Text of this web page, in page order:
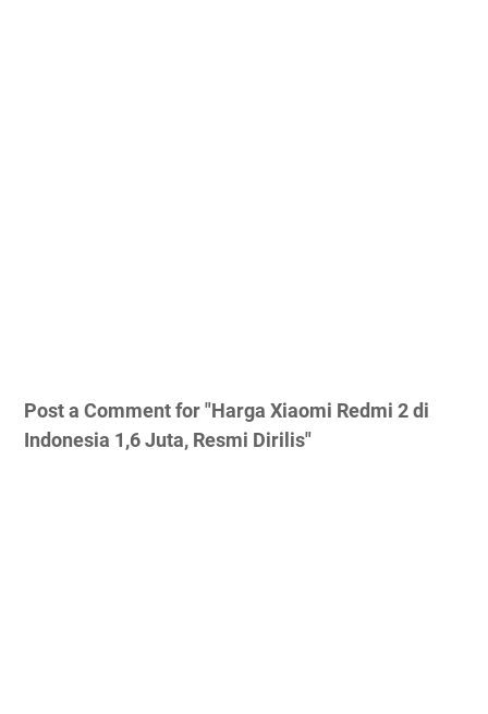
Post a Comment for "Harga Xiaomi Redmi 2 di
Indonesia 1,6 Juta, Resmi Dirilis"